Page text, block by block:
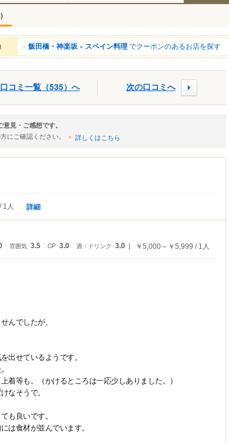
)
飯田橋・神楽坂 × スペイン料理でクーポンのあるお店を探す
口コミ一覧（535）へ 次の口コミへ
見・ご感想です。
にご確認ください。 詳しくはこちら
1人 詳細
雰囲気 3.5 CP 3.0 酒・ドリンク 3.0 ￥5,000～￥5,999 1人
んでしたが、
出せているようです。
着等も。（かけるところは一応少しありました。）
なそうで。
も良いです。
は食材が並んでいます。